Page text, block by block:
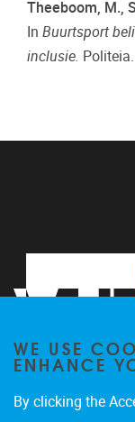
Theeboom, M.,
In Buurtsport
inclusie. Politeia.
WE USE
ENHANCE
By clicking the